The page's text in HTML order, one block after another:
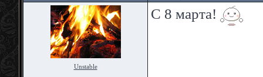
Unstable
С 8 марта!